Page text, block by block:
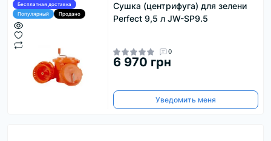
Бесплатная доставка
Популярный
Продано
Сушка (центрифуга) для зелени
Perfect 9,5 л JW-SP9.5
0
6 970 грн
Уведомить меня